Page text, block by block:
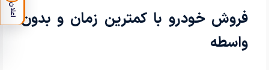
فروش خودرو با کمترین زمان و بدون
واسطه
اعلان